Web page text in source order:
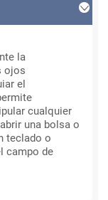
la
ojos
el
cualquier
una bolsa o
teclado o
campo de